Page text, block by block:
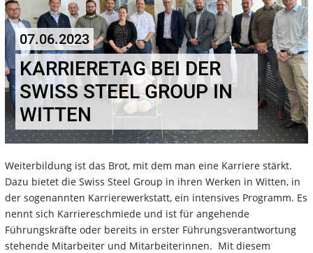
07.06.2023
KARRIERETAG BEI DER
SWISS STEEL GROUP IN
WITTEN
Weiterbildung ist das Brot, mit dem man eine Karriere stärkt.
Dazu bietet die Swiss Steel Group in ihren Werken in Witten, in
der sogenannten Karrierewerkstatt, ein intensives Programm. Es
nennt sich Karriereschmiede und ist für angehende
Führungskräfte oder bereits in erster Führungsverantwortung
stehende Mitarbeiter und Mitarbeiterinnen. Mit diesem